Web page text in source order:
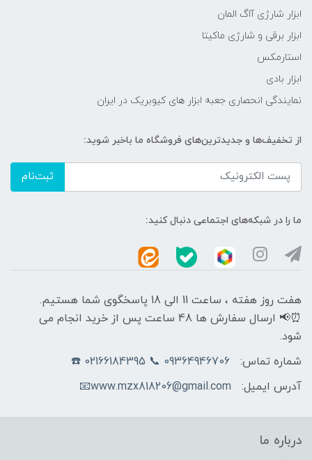
ابزار شارژی آاگ المان
ابزار برقی و شارژی ماکیتا
استارمکس
ابزار بادی
نمایندگی انحصاری جعبه ابزار های کیوبریک در ایران
از تخفیف‌ها و جدیدترین‌های فروشگاه ما باخبر شوید:
ثبت‌نام
ما را در شبکه‌های اجتماعی دنبال کنید:
هفت روز هفته ، ساعت 11 الی 18 پاسخگوی شما هستیم.
⏰📢 ارسال سفارش ها 48 ساعت پس از خرید انجام می
شود.
شماره تماس:
09364946706 📞 02166184395 ☎️
آدرس ایمیل:
www.mzx818206@gmail.com📧
درباره ما